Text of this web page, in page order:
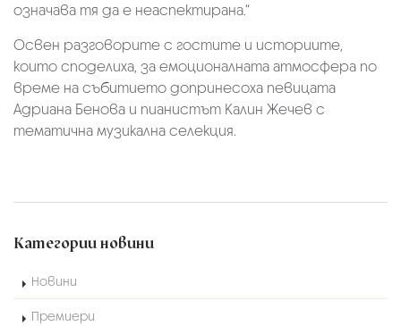
означава тя да е неаспектирана.“
Освен разговорите с гостите и историите,
които споделиха, за емоционалната атмосфера по
време на събитието допринесоха певицата
Адриана Бенова и пианистът Калин Жечев с
тематична музикална селекция.
Категории новини
Новини
Премиери